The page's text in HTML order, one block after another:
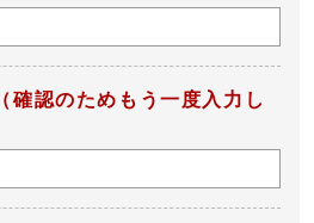
（確認のためもう一度入力し